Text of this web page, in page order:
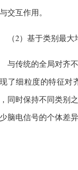
交互作用。
（2）基于类别最
与传统的全局对齐
了细粒度的特征对
同时保持不同类别
脑电信号的个体差